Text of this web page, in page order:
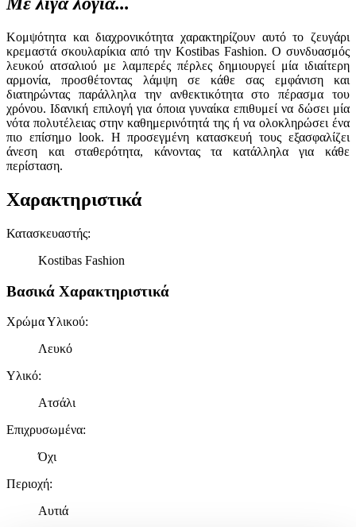
Κομψότητα και διαχρονικότητα χαρακτηρίζουν αυτό το ζευγάρι
κρεμαστά σκουλαρίκια από την Kostibas Fashion. Ο συνδυασμός
λευκού ατσαλιού με λαμπερές πέρλες δημιουργεί μία ιδιαίτερη
αρμονία, προσθέτοντας λάμψη σε κάθε σας εμφάνιση και
διατηρώντας παράλληλα την ανθεκτικότητα στο πέρασμα του
χρόνου. Ιδανική επιλογή για όποια γυναίκα επιθυμεί να δώσει μία
νότα πολυτέλειας στην καθημερινότητά της ή να ολοκληρώσει ένα
πιο επίσημο look. Η προσεγμένη κατασκευή τους εξασφαλίζει
άνεση και σταθερότητα, κάνοντας τα κατάλληλα για κάθε
περίσταση.
Χαρακτηριστικά
Κατασκευαστής:
Kostibas Fashion
Βασικά Χαρακτηριστικά
Χρώμα Υλικού:
Λευκό
Υλικό:
Ατσάλι
Επιχρυσωμένα:
Όχι
Περιοχή:
Αυτιά